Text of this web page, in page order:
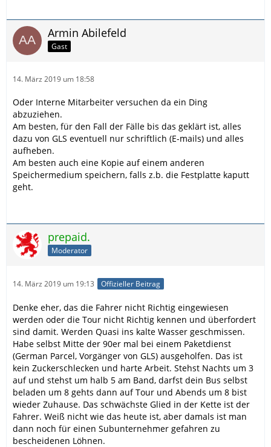
Armin Abilefeld
Gast
14. März 2019 um 18:58
Oder Interne Mitarbeiter versuchen da ein Ding
abzuziehen.
Am besten, für den Fall der Fälle bis das geklärt ist, alles
dazu von GLS eventuell nur schriftlich (E-mails) und alles
aufheben.
Am besten auch eine Kopie auf einem anderen
Speichermedium speichern, falls z.b. die Festplatte kaputt
geht.
prepaid.
Moderator
14. März 2019 um 19:13 Offizieller Beitrag
Denke eher, das die Fahrer nicht Richtig eingewiesen
werden oder die Tour nicht Richtig kennen und überfordert
sind damit. Werden Quasi ins kalte Wasser geschmissen.
Habe selbst Mitte der 90er mal bei einem Paketdienst
(German Parcel, Vorgänger von GLS) ausgeholfen. Das ist
kein Zuckerschlecken und harte Arbeit. Stehst Nachts um 3
auf und stehst um halb 5 am Band, darfst dein Bus selbst
beladen um 8 gehts dann auf Tour und Abends um 8 bist
wieder Zuhause. Das schwächste Glied in der Kette ist der
Fahrer. Weiß nicht wie das heute ist, aber damals ist man
dann noch für einen Subunternehmer gefahren zu
bescheidenen Löhnen.